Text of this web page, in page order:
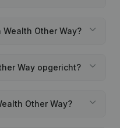
Wealth Other Way?
Way opgericht?
Other Way?